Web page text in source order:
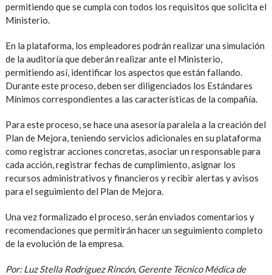
permitiendo que se cumpla con todos los requisitos que solicita el
Ministerio.
En la plataforma, los empleadores podrán realizar una simulación
de la auditoría que deberán realizar ante el Ministerio,
permitiendo así, identificar los aspectos que están fallando.
Durante este proceso, deben ser diligenciados los Estándares
Mínimos correspondientes a las características de la compañía.
Para este proceso, se hace una asesoría paralela a la creación del
Plan de Mejora, teniendo servicios adicionales en su plataforma
como registrar acciones concretas, asociar un responsable para
cada acción, registrar fechas de cumplimiento, asignar los
recursos administrativos y financieros y recibir alertas y avisos
para el seguimiento del Plan de Mejora.
Una vez formalizado el proceso, serán enviados comentarios y
recomendaciones que permitirán hacer un seguimiento completo
de la evolución de la empresa.
Por: Luz Stella Rodríguez Rincón, Gerente Técnico Médica de